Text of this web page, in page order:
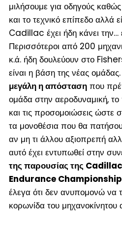
μιλήσουμε για οδηγούς
και το τεχνικό επίπεδο αλλά
Cadillac έχει ήδη κάνει την…
Περισσότεροι από 200
κ.ά. ήδη δουλεύουν στο
είναι η βάση της νέας ομάδας.
μεγάλη η απόστασηπου
ομάδα στην αεροδυναμική, το
και τις προσομοιώσεις
τα μονοθέσια που θα
αν μη τι άλλου αξιοπρεπή
αυτό έχει εντυπωθεί στην
της παρουσίας της
Endurance
έλεγα ότι δεν ανυπομονώ να
κορωνίδα του μηχανοκίνητου